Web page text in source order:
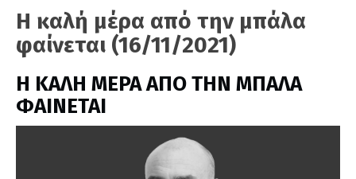
Η καλή μέρα από την μπάλα
φαίνεται (16/11/2021)
H ΚΑΛΗ ΜΕΡΑ ΑΠΟ ΤΗΝ ΜΠΑΛΑ
ΦΑΙΝΕΤΑΙ